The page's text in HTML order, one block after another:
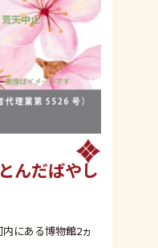
んだばやし
にある博物館2ヵ